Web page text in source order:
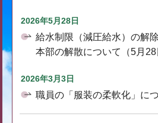
2026年5月28日
給水制限（減圧給水）の解
本部の解散について（5月28
2026年3月3日
職員の「服装の柔軟化」に